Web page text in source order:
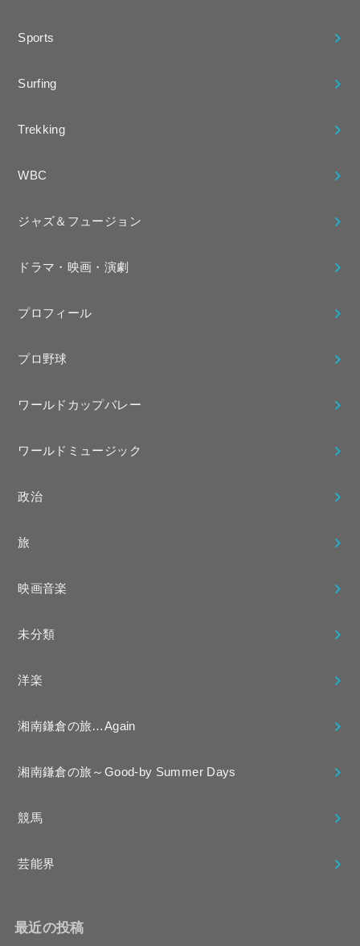
Sports
Surfing
Trekking
WBC
ジャズ＆フュージョン
ドラマ・映画・演劇
プロフィール
プロ野球
ワールドカップバレー
ワールドミュージック
政治
旅
映画音楽
未分類
洋楽
湘南鎌倉の旅…Again
湘南鎌倉の旅～Good-by Summer Days
競馬
芸能界
最近の投稿